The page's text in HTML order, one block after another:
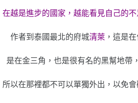
在越是進步的國家，越能看見自己的不
作者到泰國最北的府城清萊 ，這是
是在金三角，也是很有名的黑幫地帶
所以在那裡都不可以單獨外出，以免會